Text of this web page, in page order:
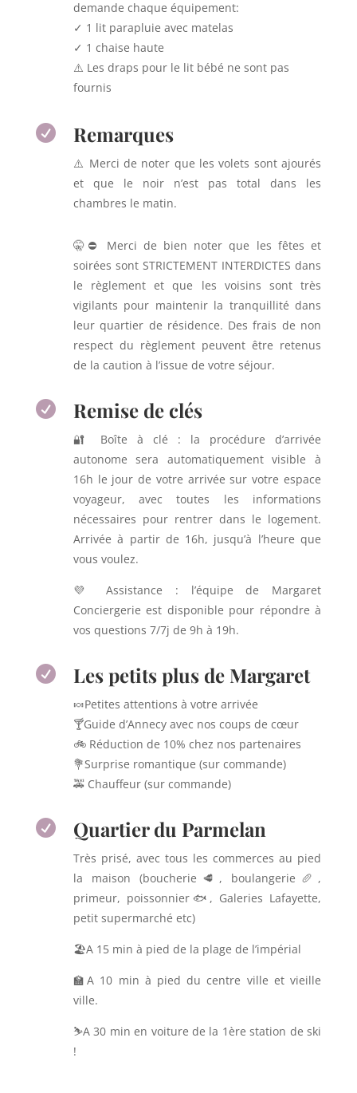
demande chaque équipement:
✓ 1 lit parapluie avec matelas
✓ 1 chaise haute
⚠️ Les draps pour le lit bébé ne sont pas
fournis
 Remarques
⚠️ Merci de noter que les volets sont ajourés
et que le noir n’est pas total dans les
chambres le matin.
🤫⛔ Merci de bien noter que les fêtes et
soirées sont STRICTEMENT INTERDICTES dans
le règlement et que les voisins sont très
vigilants pour maintenir la tranquillité dans
leur quartier de résidence. Des frais de non
respect du règlement peuvent être retenus
de la caution à l’issue de votre séjour.
 Remise de clés
🔐 Boîte à clé : la procédure d’arrivée
autonome sera automatiquement visible à
16h le jour de votre arrivée sur votre espace
voyageur, avec toutes les informations
nécessaires pour rentrer dans le logement.
Arrivée à partir de 16h, jusqu’à l’heure que
vous voulez.
💜 Assistance : l’équipe de Margaret
Conciergerie est disponible pour répondre à
vos questions 7/7j de 9h à 19h.
 Les petits plus de Margaret
🍬Petites attentions à votre arrivée
🍸Guide d’Annecy avec nos coups de cœur
🚲 Réduction de 10% chez nos partenaires
💐Surprise romantique (sur commande)
🚕 Chauffeur (sur commande)
 Quartier du Parmelan
Très prisé, avec tous les commerces au pied
la maison (boucherie🥩, boulangerie🥖,
primeur, poissonnier🐟, Galeries Lafayette,
petit supermarché etc)
🏖A 15 min à pied de la plage de l’impérial
🏫A 10 min à pied du centre ville et vieille
ville.
⛷A 30 min en voiture de la 1ère station de ski
!